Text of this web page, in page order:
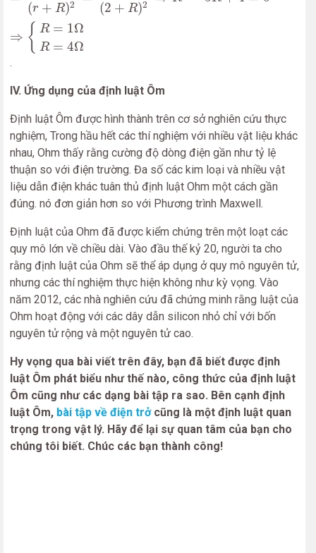
(r + R)2 (2 + R)2
⇒ { R = 1Ω
R = 4Ω
.
IV. Ứng dụng của định luật Ôm
Định luật Ôm được hình thành trên cơ sở nghiên cứu thực
nghiệm, Trong hầu hết các thí nghiệm với nhiều vật liệu khác
nhau, Ohm thấy rằng cường độ dòng điện gần như tỷ lệ
thuận so với điện trường. Đa số các kim loại và nhiều vật
liệu dẫn điện khác tuân thủ định luật Ohm một cách gần
đúng. nó đơn giản hơn so với Phương trình Maxwell.
Định luật của Ohm đã được kiểm chứng trên một loạt các
quy mô lớn về chiều dài. Vào đầu thế kỷ 20, người ta cho
rằng định luật của Ohm sẽ thể áp dụng ở quy mô nguyên tử,
nhưng các thí nghiệm thực hiện không như kỳ vọng. Vào
năm 2012, các nhà nghiên cứu đã chứng minh rằng luật của
Ohm hoạt động với các dây dẫn silicon nhỏ chỉ với bốn
nguyên tử rộng và một nguyên tử cao.
Hy vọng qua bài viết trên đây, bạn đã biết được định
luật Ôm phát biểu như thế nào, công thức của định luật
Ôm cũng như các dạng bài tập ra sao. Bên cạnh định
luật Ôm, bài tập về điện trởcũng là một định luật quan
trọng trong vật lý. Hãy để lại sự quan tâm của bạn cho
chúng tôi biết. Chúc các bạn thành công!